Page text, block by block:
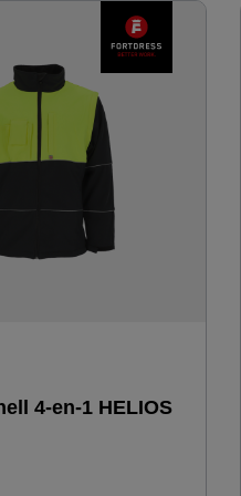
vitaux dans des
- Idéal pour : cariste
4-en-1 HELIOS